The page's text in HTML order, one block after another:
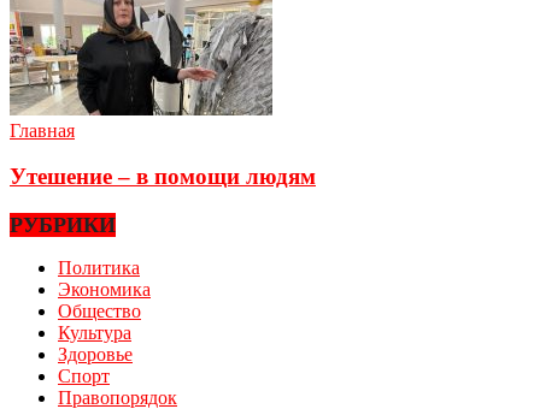
Главная
Утешение – в помощи людям
РУБРИКИ
Политика
Экономика
Общество
Культура
Здоровье
Спорт
Правопорядок